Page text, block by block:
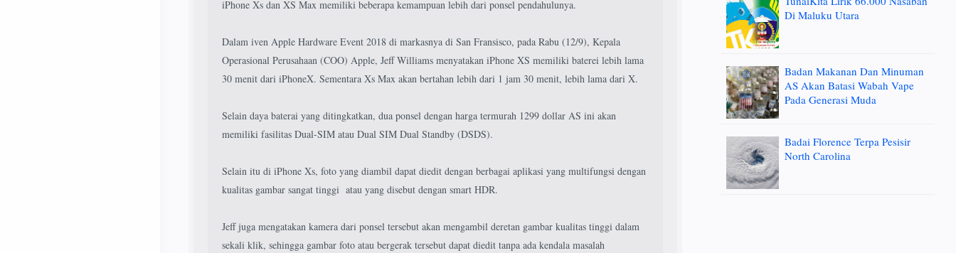
iPhone Xs dan XS Max memiliki beberapa kemampuan lebih dari ponsel pendahulunya.
Dalam iven Apple Hardware Event 2018 di markasnya di San Fransisco, pada Rabu (12/9), Kepala
Operasional Perusahaan (COO) Apple, Jeff Williams menyatakan iPhone XS memiliki baterei lebih lama
30 menit dari iPhoneX. Sementara Xs Max akan bertahan lebih dari 1 jam 30 menit, lebih lama dari X.
Selain daya baterai yang ditingkatkan, dua ponsel dengan harga termurah 1299 dollar AS ini akan
memiliki fasilitas Dual-SIM atau Dual SIM Dual Standby (DSDS).
Selain itu di iPhone Xs, foto yang diambil dapat diedit dengan berbagai aplikasi yang multifungsi dengan
kualitas gambar sangat tinggi atau yang disebut dengan smart HDR.
Jeff juga mengatakan kamera dari ponsel tersebut akan mengambil deretan gambar kualitas tinggi dalam
sekali klik, sehingga gambar foto atau bergerak tersebut dapat diedit tanpa ada kendala masalah
Di Maluku Utara
Badan Makanan Dan Minuman
AS Akan Batasi Wabah Vape
Pada Generasi Muda
Badai Florence Terpa Pesisir
North Carolina